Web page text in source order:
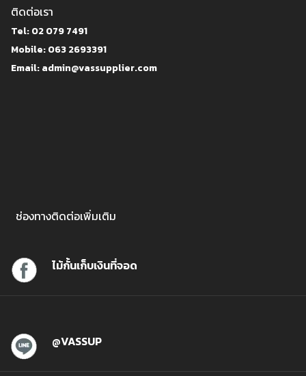
ติดต่อเรา
Tel: 02 079 7491
Mobile: 063 2693391
Email: admin@vassupplier.com
ช่องทางติดต่อเพิ่มเติม
ไม้กั้นเก็บเงินที่จอด
@VASSUP